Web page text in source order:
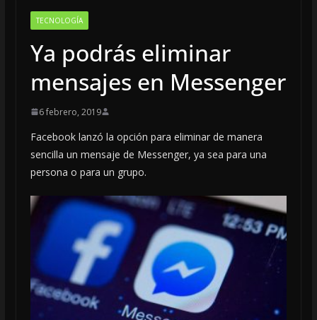
TECNOLOGÍA
Ya podrás eliminar
mensajes en Messenger
6 febrero, 2019
Facebook lanzó la opción para eliminar de manera
sencilla un mensaje de Messenger, ya sea para una
persona o para un grupo.